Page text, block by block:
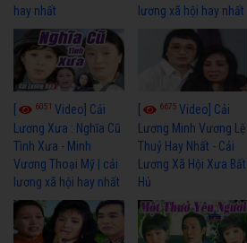
hay nhất
lương xã hội hay nhất
6051 Video] Cải
Lương Xưa : Nghĩa Cũ
Tình Xưa - Minh
Vương Thoại Mỹ | cải
lương xã hội hay nhất
6675Video] Cải
Lương Minh Vương Lệ
Thuỷ Hay Nhất - Cải
Lương Xã Hội Xưa Bất
Hủ